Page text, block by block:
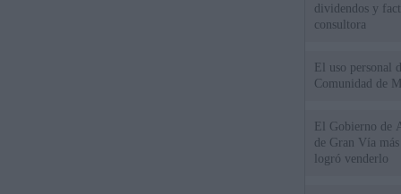
dividendos y
consultora
El uso personal
Comunidad de
El Gobierno de
de Gran Vía
logró venderlo